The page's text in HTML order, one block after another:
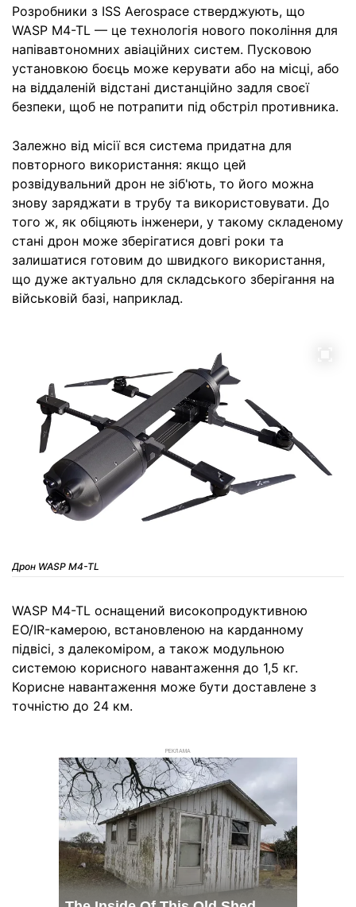
Розробники з ISS Aerospace стверджують, що
WASP M4-TL — це технологія нового покоління для
напівавтономних авіаційних систем. Пусковою
установкою боєць може керувати або на місці, або
на віддаленій відстані дистанційно задля своєї
безпеки, щоб не потрапити під обстріл противника.
Залежно від місії вся система придатна для
повторного використання: якщо цей
розвідувальний дрон не зіб'ють, то його можна
знову заряджати в трубу та використовувати. До
того ж, як обіцяють інженери, у такому складеному
стані дрон може зберігатися довгі роки та
залишатися готовим до швидкого використання,
що дуже актуально для складського зберігання на
військовій базі, наприклад.
Дрон WASP M4-TL
WASP M4-TL оснащений високопродуктивною
EO/IR-камерою, встановленою на карданному
підвісі, з далекоміром, а також модульною
системою корисного навантаження до 1,5 кг.
Корисне навантаження може бути доставлене з
точністю до 24 км.
РЕКЛАМА